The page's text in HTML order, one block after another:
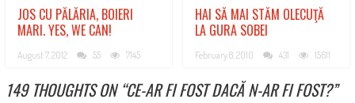
JOS CU PĂLĂRIA, BOIERI
MARI. YES, WE CAN!
August 7, 2012 55 7145
HAI SĂ MAI STĂM OLECUŢĂ
LA GURA SOBEI
February 8, 2010 431 15611
149 THOUGHTS ON “CE-AR FI FOST DACĂ N-AR FI FOST?”